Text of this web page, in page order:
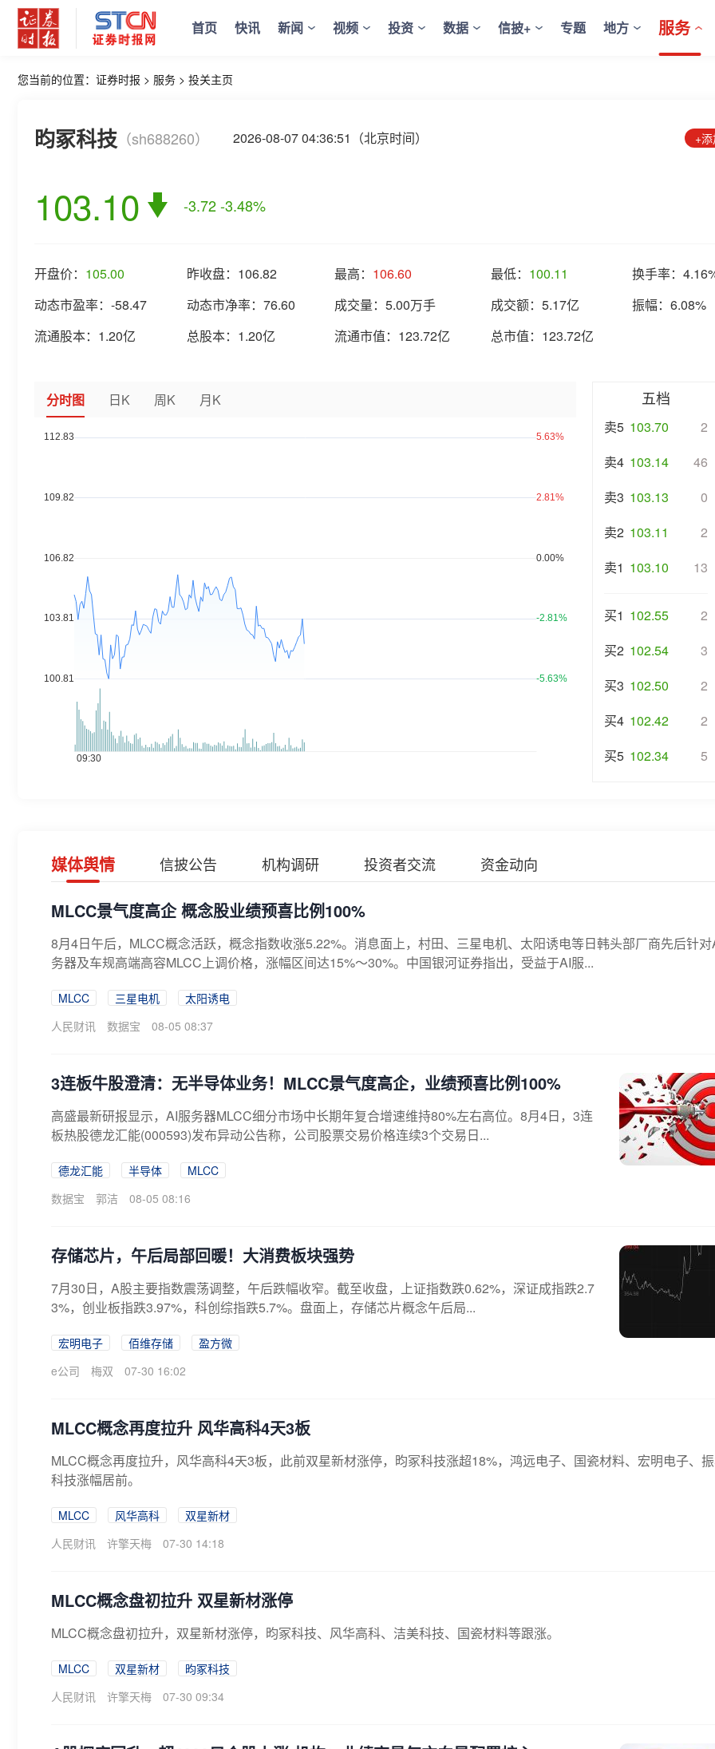
首页 快讯 新闻 视频 投资 数据 信披+ 专题 地方 服务
您当前的位置： 证券时报 > 服务 > 投关主页
昀冢科技 （sh688260） 2026-08-07 04:36:51（北京时间） +
103.10 -3.72-3.48%
开盘价： 105.00 昨收盘： 106.82 最高： 106.60 最低： 100.11 换手率：
动态市盈率： -58.47 动态市净率： 76.60 成交量： 5.00万手 成交额： 5.17亿 振幅： 6.08%
流通股本： 1.20亿 总股本： 1.20亿 流通市值： 123.72亿 总市值： 123.72亿
分时图 日K 周K 月K 五档
卖5 103.70
2
卖4 103.14
46
卖3 103.13
0
卖2 103.11
2
卖1 103.10 13
买1 102.55
2
买2 102.54
3
买3 102.50
2
买4 102.42
2
买5 102.34 5
媒体舆情 信披公告 机构调研 投资者交流 资金动向
MLCC景气度高企 概念股业绩预喜比例100%
8月4日午后，MLCC概念活跃，概念指数收涨5.22%。消息面上，村田、三星电机、太阳诱电等日韩头部厂商先后针
务器及车规高端高容MLCC上调价格，涨幅区间达15%～30%。中国银河证券指出，受益于AI服...
MLCC 三星电机
太阳诱电
人民财讯
数据宝 08-05 08:37
3连板牛股澄清：无半导体业务！MLCC景气度高企，业绩预喜比例100%
高盛最新研报显示，AI服务器MLCC细分市场中长期年复合增速维持80%左右高位。8月4日，3连
板热股德龙汇能(000593)发布异动公告称，公司股票交易价格连续3个交易日...
德龙汇能 半导体
MLCC
数据宝
郭洁 08-05 08:16
存储芯片，午后局部回暖！大消费板块强势
7月30日，A股主要指数震荡调整，午后跌幅收窄。截至收盘，上证指数跌0.62%，深证成指跌2.7
3%，创业板指跌3.97%，科创综指跌5.7%。盘面上，存储芯片概念午后局...
宏明电子 佰维存储
盈方微
e公司
梅双 07-30 16:02
MLCC概念再度拉升 风华高科4天3板
MLCC概念再度拉升，风华高科4天3板，此前双星新材涨停，昀冢科技涨超18%，鸿远电子、国瓷材料、宏明电子、
科技涨幅居前。
MLCC 风华高科
双星新材
人民财讯
许擎天梅 07-30 14:18
MLCC概念盘初拉升 双星新材涨停
MLCC概念盘初拉升，双星新材涨停，昀冢科技、风华高科、洁美科技、国瓷材料等跟涨。
MLCC 双星新材
昀冢科技
人民财讯
许擎天梅 07-30 09:34